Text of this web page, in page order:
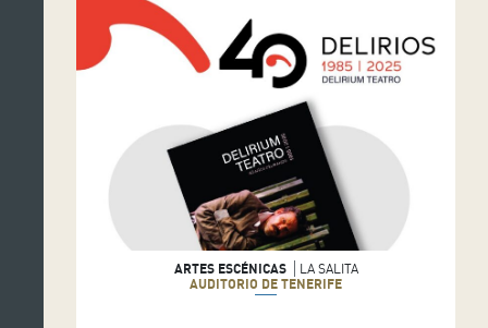
ARTES ESCÉNICAS
LA SALITA
AUDITORIO DE TENERIFE